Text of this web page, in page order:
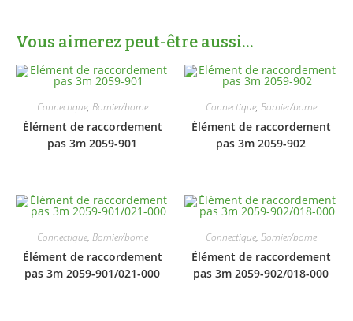
Vous aimerez peut-être aussi…
Connectique, Bornier/borne
Élément de raccordement
pas 3m 2059-901
Connectique, Bornier/borne
Élément de raccordement
pas 3m 2059-902
Connectique, Bornier/borne
Élément de raccordement
pas 3m 2059-901/021-000
Connectique, Bornier/borne
Élément de raccordement
pas 3m 2059-902/018-000